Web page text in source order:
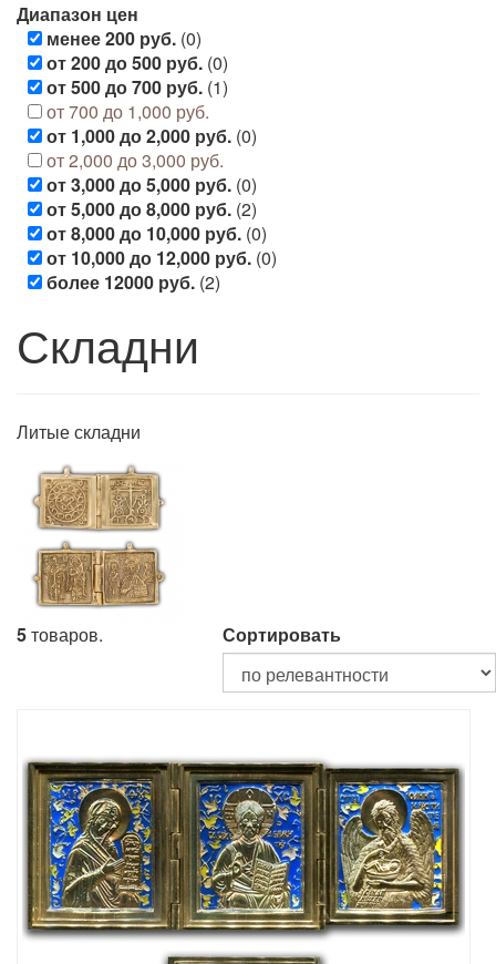
Диапазон цен
менее 200 руб. (0)
от 200 до 500 руб. (0)
от 500 до 700 руб. (1)
от 700 до 1,000 руб.
от 1,000 до 2,000 руб. (0)
от 2,000 до 3,000 руб.
от 3,000 до 5,000 руб. (0)
от 5,000 до 8,000 руб. (2)
от 8,000 до 10,000 руб. (0)
от 10,000 до 12,000 руб. (0)
более 12000 руб. (2)
Складни
Литые складни
5товаров. Сортировать